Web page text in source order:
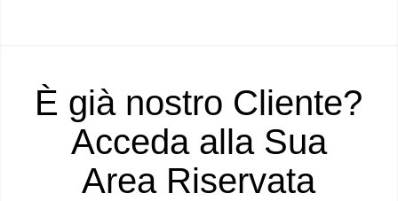
È già nostro Cliente?
Acceda alla Sua
Area Riservata